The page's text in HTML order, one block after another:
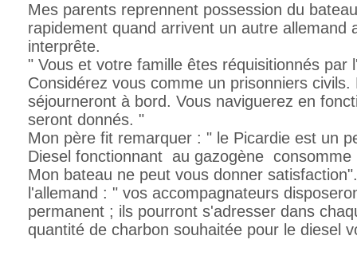
Mes parents reprennent possession du
rapidement quand arrivent un autre allemand
interprête.
" Vous et votre famille êtes réquisitionnés
Considérez vous comme un prisonniers civils.
séjourneront à bord. Vous naviguerez en
seront donnés. "
Mon père fit remarquer : " le Picardie est un
Diesel fonctionnant au gazogène consomme
Mon bateau ne peut vous donner
l'allemand : " vos accompagnateurs
permanent ; ils pourront s'adresser dans
quantité de charbon souhaitée pour le diesel